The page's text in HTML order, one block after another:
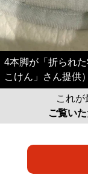
4本脚が「折られ
こけん」さん提供）
これが
ご覧い